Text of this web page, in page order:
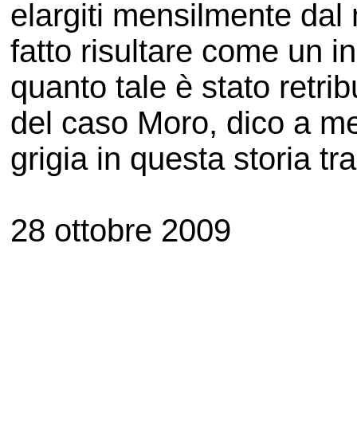
elargiti mensilmente
fatto risultare come un
quanto tale è stato
del caso Moro, dico a
grigia in questa storia
28 ottobre 2009